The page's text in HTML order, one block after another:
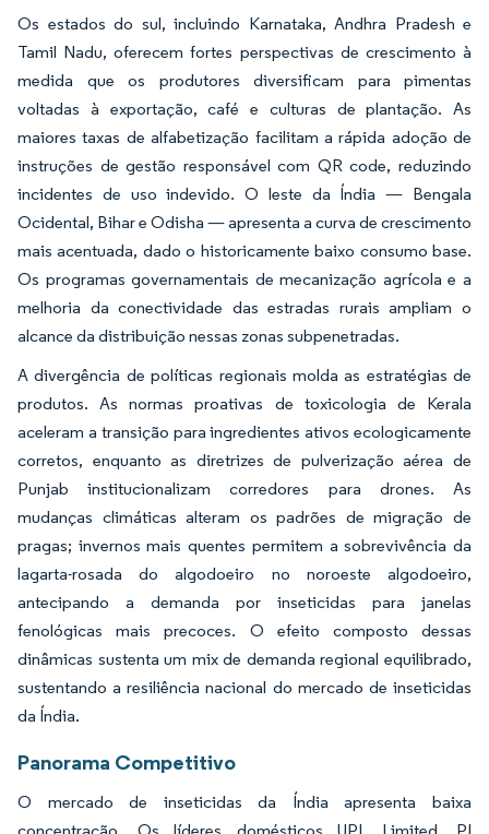
Os estados do sul, incluindo Karnataka, Andhra Pradesh e
Tamil Nadu, oferecem fortes perspectivas de crescimento à
medida que os produtores diversificam para pimentas
voltadas à exportação, café e culturas de plantação. As
maiores taxas de alfabetização facilitam a rápida adoção de
instruções de gestão responsável com QR code, reduzindo
incidentes de uso indevido. O leste da Índia — Bengala
Ocidental, Bihar e Odisha — apresenta a curva de crescimento
mais acentuada, dado o historicamente baixo consumo base.
Os programas governamentais de mecanização agrícola e a
melhoria da conectividade das estradas rurais ampliam o
alcance da distribuição nessas zonas subpenetradas.
A divergência de políticas regionais molda as estratégias de
produtos. As normas proativas de toxicologia de Kerala
aceleram a transição para ingredientes ativos ecologicamente
corretos, enquanto as diretrizes de pulverização aérea de
Punjab institucionalizam corredores para drones. As
mudanças climáticas alteram os padrões de migração de
pragas; invernos mais quentes permitem a sobrevivência da
lagarta-rosada do algodoeiro no noroeste algodoeiro,
antecipando a demanda por inseticidas para janelas
fenológicas mais precoces. O efeito composto dessas
dinâmicas sustenta um mix de demanda regional equilibrado,
sustentando a resiliência nacional do mercado de inseticidas
da Índia.
Panorama Competitivo
O mercado de inseticidas da Índia apresenta baixa